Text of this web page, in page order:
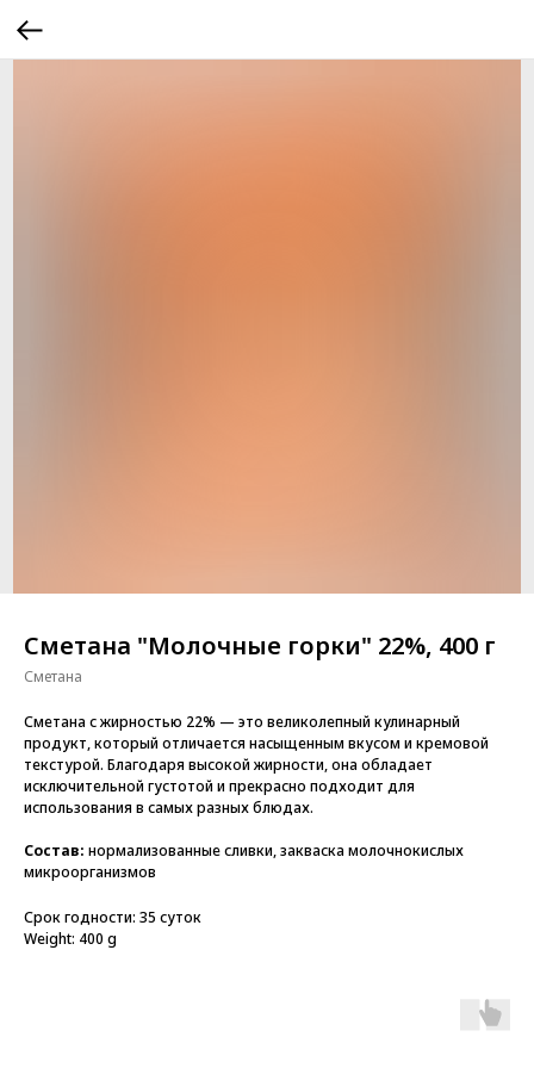
Сметана "Молочные горки" 22%, 400 г
Сметана
Сметана с жирностью 22% — это великолепный кулинарный
продукт, который отличается насыщенным вкусом и кремовой
текстурой. Благодаря высокой жирности, она обладает
исключительной густотой и прекрасно подходит для
использования в самых разных блюдах.
Состав: нормализованные сливки, закваска молочнокислых
микроорганизмов
Срок годности: 35 суток
Weight: 400 g